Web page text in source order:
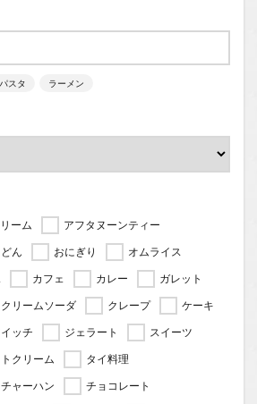
パスタ ラーメン
ーム
アフタヌーンティー
ん おにぎり
オムライス
カフェ カレー
ガレット
クリームソーダ クレープ
ケーキ
ッチ ジェラート
スイーツ
クリーム
タイ料理
チャーハン
チョコレート